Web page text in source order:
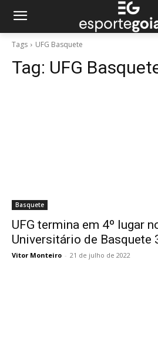
Tags UFG Basquete
Tag: UFG
Basquete
UFG termina em 4º lugar
Universitário de Basquete
Vitor Monteiro - 21 de julho de 2022